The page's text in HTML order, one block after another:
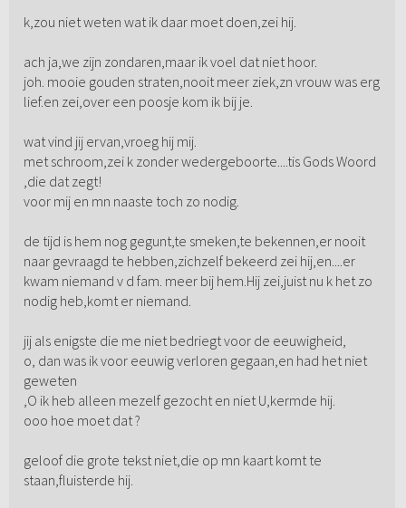
k,zou niet weten wat ik daar moet doen,zei hij.
ach ja,we zijn zondaren,maar ik voel dat niet hoor.
joh. mooie gouden straten,nooit meer ziek,zn vrouw was erg
lief.en zei,over een poosje kom ik bij je.
wat vind jij ervan,vroeg hij mij.
met schroom,zei k zonder wedergeboorte....tis Gods Woord
,die dat zegt!
voor mij en mn naaste toch zo nodig.
de tijd is hem nog gegunt,te smeken,te bekennen,er nooit
naar gevraagd te hebben,zichzelf bekeerd zei hij,en....er
kwam niemand v d fam. meer bij hem.Hij zei,juist nu k het zo
nodig heb,komt er niemand.
jij als enigste die me niet bedriegt voor de eeuwigheid,
o, dan was ik voor eeuwig verloren gegaan,en had het niet
geweten
,O ik heb alleen mezelf gezocht en niet U,kermde hij.
ooo hoe moet dat ?
geloof die grote tekst niet,die op mn kaart komt te
staan,fluisterde hij.